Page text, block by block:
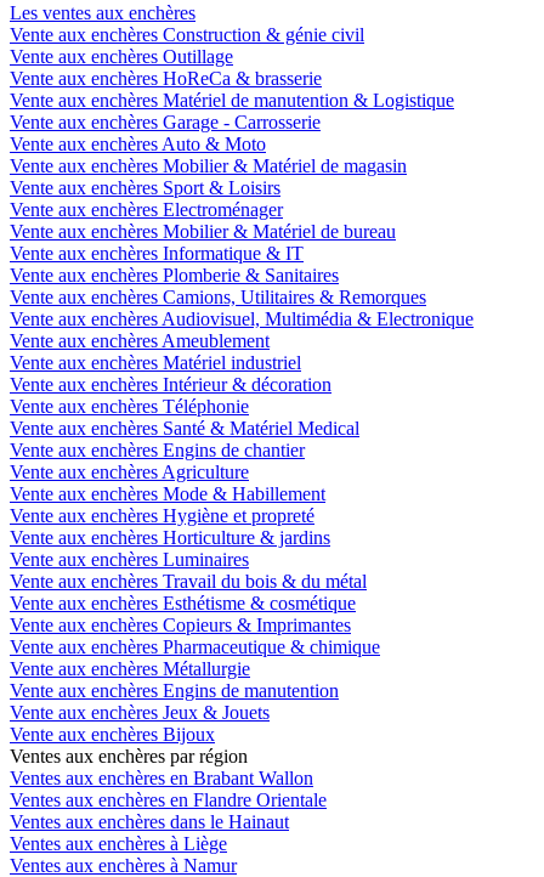
Les ventes aux enchères
Vente aux enchères Construction & génie civil
Vente aux enchères Outillage
Vente aux enchères HoReCa & brasserie
Vente aux enchères Matériel de manutention & Logistique
Vente aux enchères Garage - Carrosserie
Vente aux enchères Auto & Moto
Vente aux enchères Mobilier & Matériel de magasin
Vente aux enchères Sport & Loisirs
Vente aux enchères Electroménager
Vente aux enchères Mobilier & Matériel de bureau
Vente aux enchères Informatique & IT
Vente aux enchères Plomberie & Sanitaires
Vente aux enchères Camions, Utilitaires & Remorques
Vente aux enchères Audiovisuel, Multimédia & Electronique
Vente aux enchères Ameublement
Vente aux enchères Matériel industriel
Vente aux enchères Intérieur & décoration
Vente aux enchères Téléphonie
Vente aux enchères Santé & Matériel Medical
Vente aux enchères Engins de chantier
Vente aux enchères Agriculture
Vente aux enchères Mode & Habillement
Vente aux enchères Hygiène et propreté
Vente aux enchères Horticulture & jardins
Vente aux enchères Luminaires
Vente aux enchères Travail du bois & du métal
Vente aux enchères Esthétisme & cosmétique
Vente aux enchères Copieurs & Imprimantes
Vente aux enchères Pharmaceutique & chimique
Vente aux enchères Métallurgie
Vente aux enchères Engins de manutention
Vente aux enchères Jeux & Jouets
Vente aux enchères Bijoux
Ventes aux enchères par région
Ventes aux enchères en Brabant Wallon
Ventes aux enchères en Flandre Orientale
Ventes aux enchères dans le Hainaut
Ventes aux enchères à Liège
Ventes aux enchères à Namur